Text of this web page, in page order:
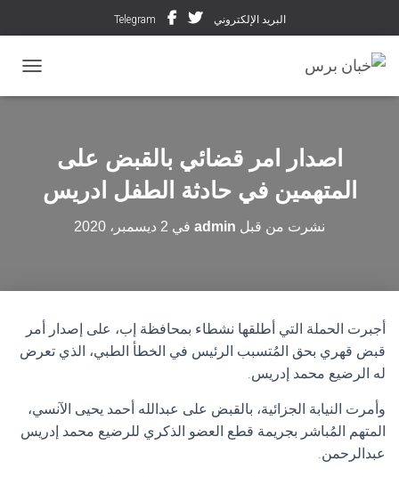
البريد الإلكتروني Telegram
اصدار امر قضائي بالقبض على
المتهمين في حادثة الطفل ادريس
نشرت من قبل admin في 2 ديسمبر، 2020
أجبرت الحملة التي أطلقها نشطاء بمحافظة إب، على إصدار أمر
قبض قهري بحق المُتسبب الرئيس في الخطأ الطبي، الذي تعرض
له الرضيع محمد إدريس.
وأمرت النيابة الجزائية، بالقبض على عبدالله أحمد يحيى الآنسي،
المتهم المُباشر بجريمة قطع العضو الذكري للرضيع محمد إدريس
عبدالرحمن.